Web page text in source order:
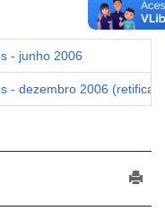
- junho 2006
- dezembro 2006